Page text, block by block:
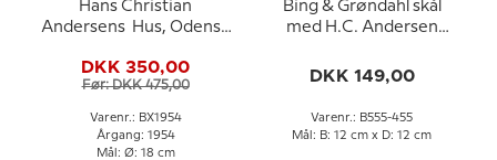
Hans Christian
Andersens Hus, Odense
Juleplatte
DKK 350,00
Før: DKK 475,00
Varenr.: BX1954
Årgang: 1954
Mål: Ø: 18 cm
Bing & Grøndahl skål
med H.C. Andersen
DKK 149,00
Varenr.: B555-455
Mål: B: 12 cm x D: 12 cm